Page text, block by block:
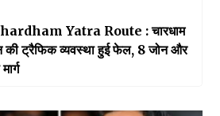
Yatra Route : चारधाम
की ट्रैफिक व्यवस्था हुई फेल, 8 जोन और